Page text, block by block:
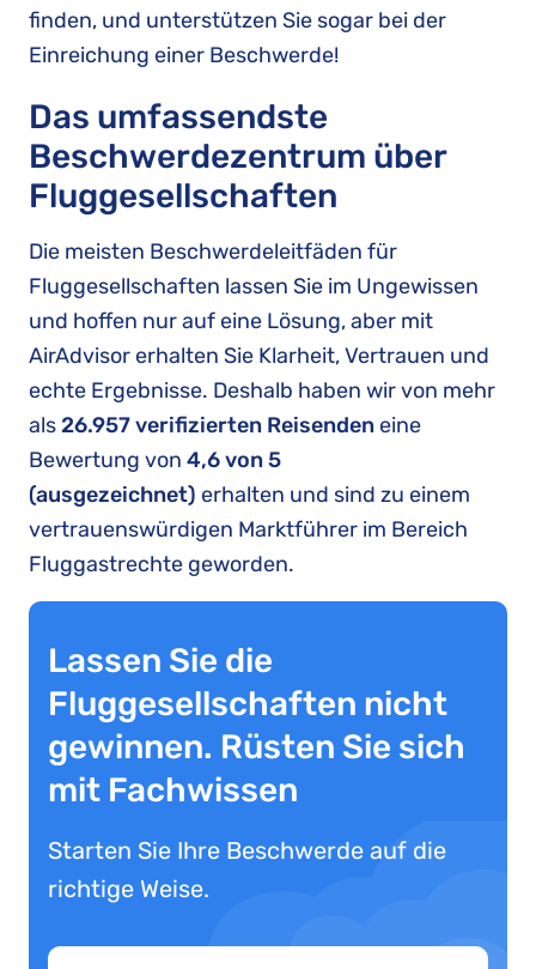
finden, und unterstützen Sie sogar bei der
Einreichung einer Beschwerde!
Das umfassendste
Beschwerdezentrum über
Fluggesellschaften
Die meisten Beschwerdeleitfäden für
Fluggesellschaften lassen Sie im Ungewissen
und hoffen nur auf eine Lösung, aber mit
AirAdvisor erhalten Sie Klarheit, Vertrauen und
echte Ergebnisse. Deshalb haben wir von mehr
als26.957 verifizierten Reisenden eine
Bewertung von 4,6 von 5
(ausgezeichnet) erhalten und sind zu einem
vertrauenswürdigen Marktführer im Bereich
Fluggastrechte geworden.
Lassen Sie die
Fluggesellschaften nicht
gewinnen. Rüsten Sie sich
mit Fachwissen
Starten Sie Ihre Beschwerde auf die
richtige Weise.